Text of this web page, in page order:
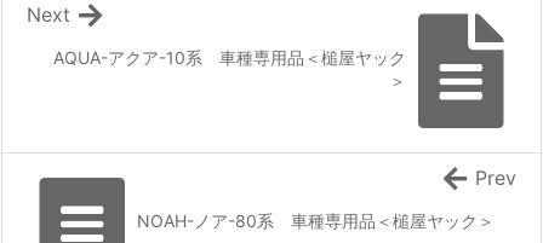
AQUA-アクア-10系 車種専用品＜槌屋ヤック
＞
Next
NOAH-ノア-80系 車種専用品＜槌屋ヤック＞
Prev